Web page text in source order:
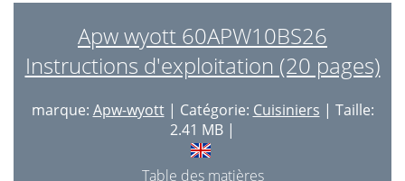
Apw wyott 60APW10BS26
Instructions d'exploitation (20 pages)
marque: Apw-wyott| Catégorie: Cuisiniers | Taille:
2.41 MB |
Table des matières